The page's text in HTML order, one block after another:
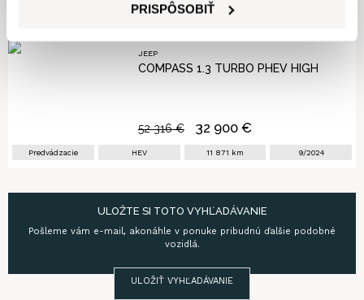
PRISPÔSOBIŤ
CENA JEEP
COMPASS 1.3 TURBO PHEV HIGH
Predvádzacie HEV 11 871 km 9/2024
52 316€ 32 900€
ULOŽTE SI TOTO VYHĽADÁVANIE
Pošleme vám e-mail, akonáhle v ponuke pribudnú ďalšie podobné
vozidlá.
ULOŽIŤ VYHĽADÁVANIE